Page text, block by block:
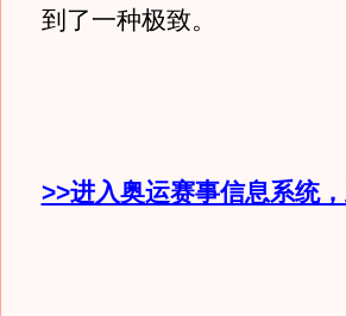
到了一种极致。
>>进入奥运赛事信息系统